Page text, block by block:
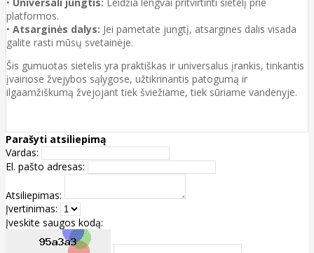
platformos.
• Atsarginės dalys: Jei pametate jungtį, atsargines dalis visada
galite rasti mūsų svetainėje.
Šis gumuotas sietelis yra praktiškas ir universalus įrankis, tinkantis
įvairiose žvejybos sąlygose, užtikrinantis patogumą ir
ilgaamžiškumą žvejojant tiek šviežiame, tiek sūriame vandenyje.
Parašyti atsiliepimą
Vardas:
El. pašto adresas:
Atsiliepimas:
Įvertinimas:
Įveskite saugos kodą: